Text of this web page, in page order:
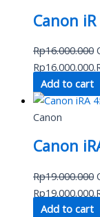
Canon
Rp16.000.000
Rp16.000.000.
Add to cart
Canon
Canon
Rp19.000.000
Rp19.000.000.
Add to cart